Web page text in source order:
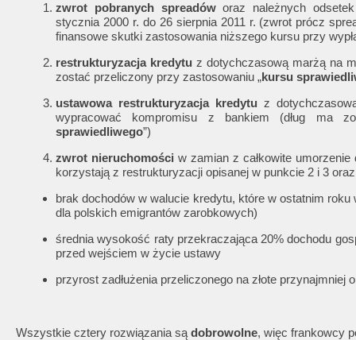
zwrot pobranych spreadóworaz należnych
stycznia 2000 r. do 26 sierpnia 2011 r. (zwrot prócz
finansowe skutki zastosowania niższego kursu przy
restrukturyzacja kredytu z dotychczasową marżą na
zostać przeliczony przy zastosowaniu „kursu
ustawowa restrukturyzacja kredytu z
wypracować kompromisu z bankiem (dług ma
sprawiedliwego”)
zwrot nieruchomości w zamian z całkowite umorzenie
korzystają z restrukturyzacji opisanej w punkcie 2 i 3
brak dochodów w walucie kredytu, które w ostatnim
dla polskich emigrantów zarobkowych)
średnia wysokość raty przekraczająca 20% dochodu
przed wejściem w życie ustawy
przyrost zadłużenia przeliczonego na złote
Wszystkie cztery rozwiązania są dobrowolne, więc frankowcy